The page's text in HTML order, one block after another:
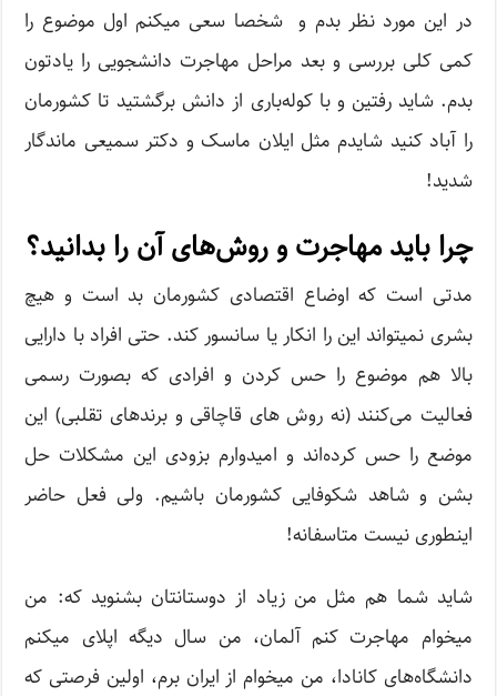
در این مورد نظر بدم و شخصا سعی میکنم اول موضوع را
کمی کلی بررسی و بعد مراحل مهاجرت دانشجویی را یادتون
بدم. شاید رفتین و با کوله‌باری از دانش برگشتید تا کشورمان
را آباد کنید شایدم مثل ایلان ماسک و دکتر سمیعی ماندگار
شدید!
چرا باید مهاجرت و روش‌های آن را بدانید؟
مدتی است که اوضاع اقتصادی کشورمان بد است و هیچ
بشری نمیتواند این را انکار یا سانسور کند. حتی افراد با دارایی
بالا هم موضوع را حس کردن و افرادی که بصورت رسمی
فعالیت می‌کنند (نه روش های قاچاقی و برندهای تقلبی) این
موضع را حس کرده‌اند و امیدوارم بزودی این مشکلات حل
بشن و شاهد شکوفایی کشورمان باشیم. ولی فعل حاضر
اینطوری نیست متاسفانه!
شاید شما هم مثل من زیاد از دوستانتان بشنوید که: من
میخوام مهاجرت کنم آلمان، من سال دیگه اپلای میکنم
دانشگاه‌های کانادا، من میخوام از ایران برم، اولین فرصتی که